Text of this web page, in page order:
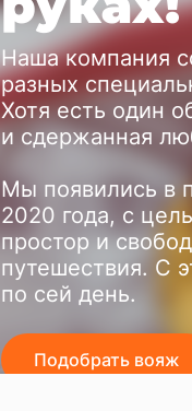
Наша компания
разных
Хотя есть один
и сдержанная
Мы появились в
2020 года, с
простор и
путешествия. C
по сей день.
Подобрать вояж